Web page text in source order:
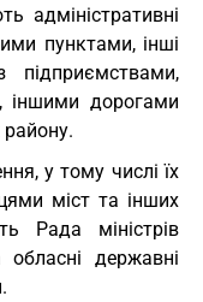
адміністративні
пунктами, інші
іншими дорогами
у тому числі їх
міст та інших
Рада міністрів
державні